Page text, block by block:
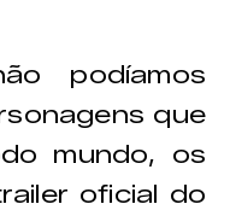
podíamos
que
mundo, os
oficial do